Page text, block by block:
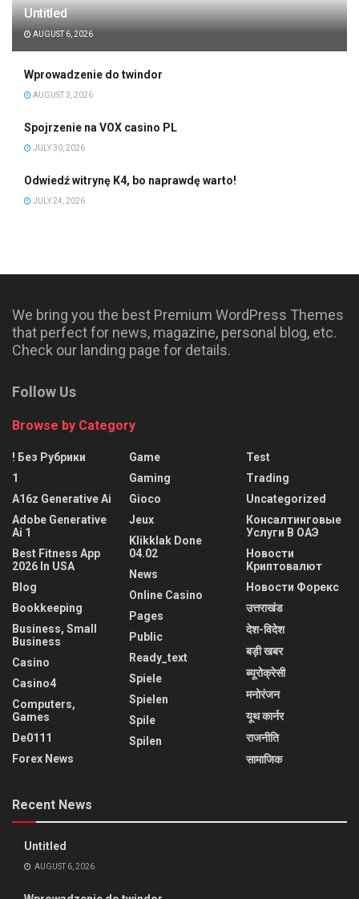
Untitled
AUGUST 6, 2026
Wprowadzenie do twindor
AUGUST 3, 2026
Spojrzenie na VOX casino PL
JULY 30, 2026
Odwiedź witrynę K4, bo naprawdę warto!
JULY 24, 2026
We bring you the best Premium WordPress Themes
that perfect for news, magazine, personal blog, etc.
Check our landing page for details.
Follow Us
Browse by Category
! Без Рубрики
1
A16z Generative Ai
Adobe Generative
Ai 1
Best Fitness App
2026 In USA
Blog
Bookkeeping
Business, Small
Business
Casino
Casino4
Computers,
Games
De0111
Forex News
Game
Gaming
Gioco
Jeux
Klikklak Done
04.02
News
Online Casino
Pages
Public
Ready_text
Spiele
Spielen
Spile
Spilen
Test
Trading
Uncategorized
Консалтинговые
Услуги В ОАЭ
Новости
Криптовалют
Новости Форекс
उत्तराखंड
देश-विदेश
बड़ी खबर
ब्यूरोक्रेसी
मनोरंजन
यूथ कार्नर
राजनीति
सामाजिक
Recent News
Untitled
AUGUST 6, 2026